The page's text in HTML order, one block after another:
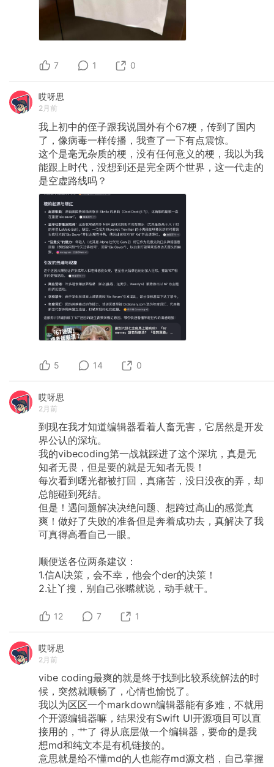
7 1 0
哎呀思
2月前
我上初中的侄子跟我说国外有个67梗，传到了国内
了，像病毒一样传播，我查了一下有点震惊。
这个是毫无杂质的梗，没有任何意义的梗，我以为我
能跟上时代，没想到还是完全两个世界，这一代走的
是空虚路线吗？
5 14 0
哎呀思
2月前
到现在我才知道编辑器看着人畜无害，它居然是开发
界公认的深坑。
我的vibecoding第一战就踩进了这个深坑，真是无
知者无畏，但是要的就是无知者无畏！
每次看到曙光都被打回，真痛苦，没日没夜的弄，却
总能碰到死结。
但是！遇问题解决决绝问题、想跨过高山的感觉真
爽！做好了失败的准备但是奔着成功去，真解决了我
可真得高看自己一眼。
顺便送各位两条建议：
1.信AI决策，会不幸，他会个der的决策！
2.让丫搜，别自己张嘴就说，动手就干。
12 7 1
哎呀思
2月前
vibe coding最爽的就是终于找到比较系统解法的时
候，突然就顺畅了，心情也愉悦了。
我以为区区一个markdown编辑器能有多难，不就用
个开源编辑器嘛，结果没有Swift UI开源项目可以直
接用的，艹了 得从底层做一个编辑器，要命的是我
想md和纯文本是有机链接的。
意思就是给不懂md的人也能存md源文档，自己掌握